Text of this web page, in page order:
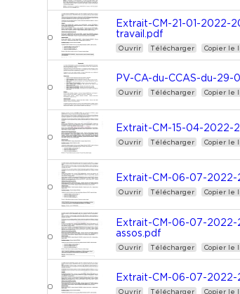
Extrait-CM-21-01-2022-
travail.pdf
Ouvrir Télécharger Copier le
PV-CA-du-CCAS-du-29-
Ouvrir Télécharger Copier le
Extrait-CM-15-04-
Ouvrir Télécharger Copier le
Extrait-CM-06-07-
Ouvrir Télécharger Copier le
Extrait-CM-06-07-2022-
assos.pdf
Ouvrir Télécharger Copier le
Extrait-CM-06-07-2022-
Ouvrir Télécharger Copier le